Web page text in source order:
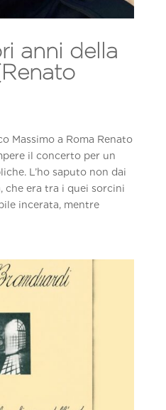
anni della
Massimo a Roma Renato
il concerto per un
L’ho saputo non dai
che era tra i quei sorcini
incerata, mentre